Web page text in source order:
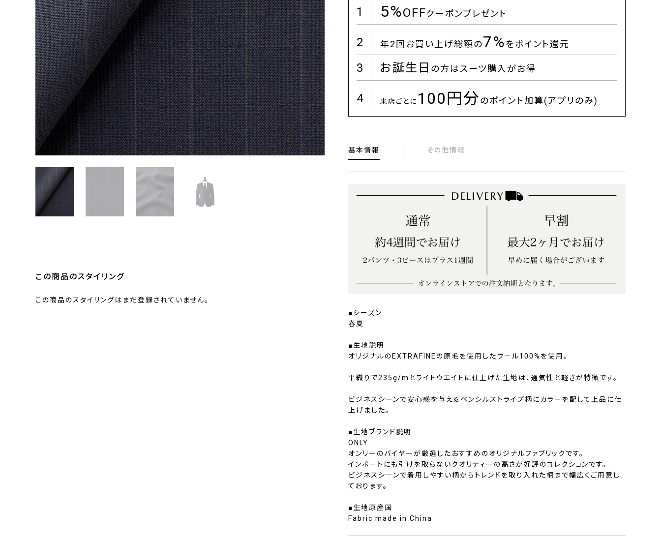
1 5%OFFクーポンプレゼント
2 年2回お買い上げ総額の7%をポイント還元
3 お誕生日 の方はスーツ購入がお得
4 来店ごとに 100円分のポイント加算(アプリのみ)
基本情報 その他情報
■シーズン
春夏
■生地説明
オリジナルのEXTRAFINEの原毛を使用したウール100%を使用。
平織りで235g/mとライトウエイトに仕上げた生地は、通気性と軽さが特徴です。
ビジネスシーンで安心感を与えるペンシルストライプ柄にカラーを配して上品に仕
上げました。
■生地ブランド説明
ONLY
オンリーのバイヤーが厳選したおすすめのオリジナルファブリックです。
インポートにも引けを取らないクオリティーの高さが好評のコレクションです。
ビジネスシーンで着用しやすい柄からトレンドを取り入れた柄まで幅広くご用意し
ております。
■生地原産国
Fabric made in China
この商品のスタイリング
この商品のスタイリングはまだ登録されていません。